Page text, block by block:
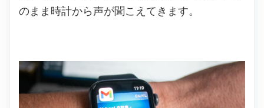
のまま時計から声が聞こえてきます。